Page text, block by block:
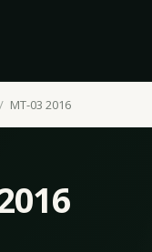
MT-03 2016